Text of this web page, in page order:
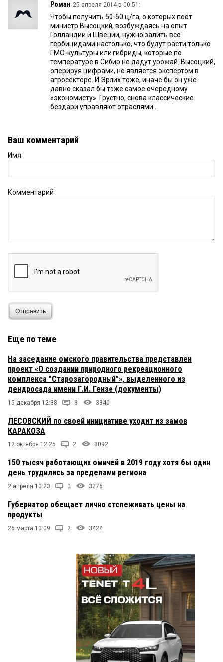
Роман 25 апреля 2014 в 00:51:
Чтобы получить 50-60 ц/га, о которых поёт
министр Высоцкий, возбуждаясь на опыт
Голландии и Швеции, нужно залить всё
гербицидами настолько, что будут расти только
ГМО-культуры или гибриды, которые по
температуре в Сибир не дадут урожай. Высоцкий,
оперируя цифрами, не является экспертом в
агросекторе. И Эрлих тоже, иначе бы он уже
давно сказал бы тоже самое очередному
«экономисту». Грустно, снова классические
бездари управляют отраслями...
Ваш комментарий
Имя
Комментарий
Отправить
Еще по теме
На заседание омского правительства представлен
проект «О создании природного рекреационного
комплекса "Старозагородный"», выделенного из
дендросада имени Г.И. Гензе (документы)
15 декабря 12:38 3 3340
ЛЕСОВСКИЙ по своей инициативе уходит из замов
КАРАКОЗА
12 октября 12:25 2 3092
150 тысяч работающих омичей в 2019 году хотя бы один
день трудились за пределами региона
2 апреля 10:23 0 3276
Губернатор обещает лично отслеживать цены на
продукты
26 марта 10:09 2 3424